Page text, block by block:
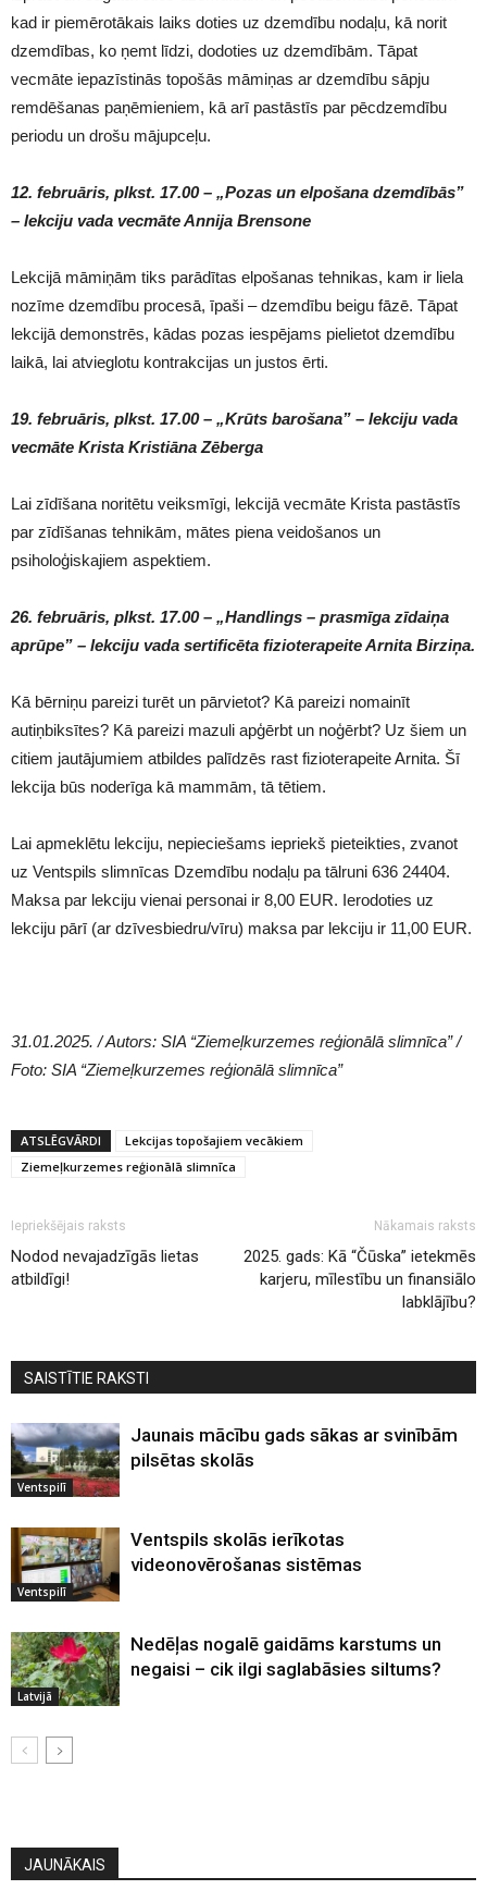
kad ir piemērotākais laiks doties uz dzemdību nodaļu, kā norit
dzemdības, ko ņemt līdzi, dodoties uz dzemdībām. Tāpat
vecmāte iepazīstinās topošās māmiņas ar dzemdību sāpju
remdēšanas paņēmieniem, kā arī pastāstīs par pēcdzemdību
periodu un drošu mājupceļu.
12. februāris, plkst. 17.00 – „Pozas un elpošana dzemdībās”
– lekciju vada vecmāte Annija Brensone
Lekcijā māmiņām tiks parādītas elpošanas tehnikas, kam ir liela
nozīme dzemdību procesā, īpaši – dzemdību beigu fāzē. Tāpat
lekcijā demonstrēs, kādas pozas iespējams pielietot dzemdību
laikā, lai atvieglotu kontrakcijas un justos ērti.
19. februāris, plkst. 17.00 – „Krūts barošana” – lekciju vada
vecmāte Krista Kristiāna Zēberga
Lai zīdīšana noritētu veiksmīgi, lekcijā vecmāte Krista pastāstīs
par zīdīšanas tehnikām, mātes piena veidošanos un
psiholoģiskajiem aspektiem.
26. februāris, plkst. 17.00 – „Handlings – prasmīga zīdaiņa
aprūpe” – lekciju vada sertificēta fizioterapeite Arnita Birziņa.
Kā bērniņu pareizi turēt un pārvietot? Kā pareizi nomainīt
autiņbiksītes? Kā pareizi mazuli apģērbt un noģērbt? Uz šiem un
citiem jautājumiem atbildes palīdzēs rast fizioterapeite Arnita. Šī
lekcija būs noderīga kā mammām, tā tētiem.
Lai apmeklētu lekciju, nepieciešams iepriekš pieteikties, zvanot
uz Ventspils slimnīcas Dzemdību nodaļu pa tālruni 636 24404.
Maksa par lekciju vienai personai ir 8,00 EUR. Ierodoties uz
lekciju pārī (ar dzīvesbiedru/vīru) maksa par lekciju ir 11,00 EUR.
31.01.2025. / Autors: SIA “Ziemeļkurzemes reģionālā slimnīca” /
Foto: SIA “Ziemeļkurzemes reģionālā slimnīca”
ATSLĒGVĀRDI
Lekcijas topošajiem vecākiem
Ziemeļkurzemes reģionālā slimnīca
Iepriekšējais raksts
Nodod nevajadzīgās lietas
atbildīgi!
Nākamais raksts
2025. gads: Kā “Čūska” ietekmēs
karjeru, mīlestību un finansiālo
labklājību?
SAISTĪTIE RAKSTI
Ventspilī
Jaunais mācību gads sākas ar svinībām
pilsētas skolās
Ventspilī
Ventspils skolās ierīkotas
videonovērošanas sistēmas
Latvijā
Nedēļas nogalē gaidāms karstums un
negaisi – cik ilgi saglabāsies siltums?
JAUNĀKAIS